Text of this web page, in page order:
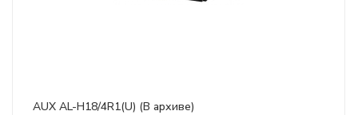
AUX AL-H18/4R1(U) (В архиве)